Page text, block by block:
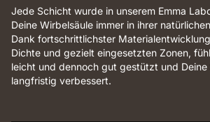
Jede Schicht wurde in unserem Emma
Deine Wirbelsäule immer in ihrer
Dank fortschrittlichster
Dichte und gezielt eingesetzten Zonen,
leicht und dennoch gut gestützt und
langfristig verbessert.